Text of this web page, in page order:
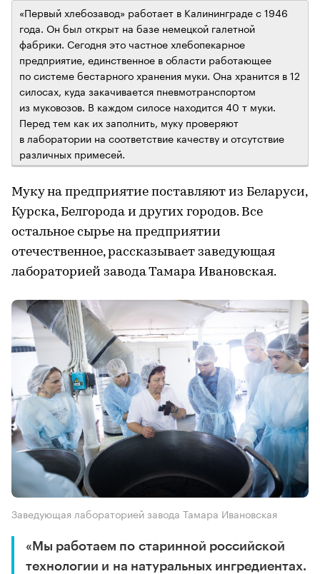
«Первый хлебозавод» работает в Калининграде с 1946
года. Он был открыт на базе немецкой галетной
фабрики. Сегодня это частное хлебопекарное
предприятие, единственное в области работающее
по системе бестарного хранения муки. Она хранится в 12
силосах, куда закачивается пневмотранспортом
из муковозов. В каждом силосе находится 40 т муки.
Перед тем как их заполнить, муку проверяют
в лаборатории на соответствие качеству и отсутствие
различных примесей.
Муку на предприятие поставляют из Беларуси,
Курска, Белгорода и других городов. Все
остальное сырье на предприятии
отечественное, рассказывает заведующая
лабораторией завода Тамара Ивановская.
Заведующая лабораторией завода Тамара Ивановская
«Мы работаем по старинной российской
технологии и на натуральных ингредиентах.